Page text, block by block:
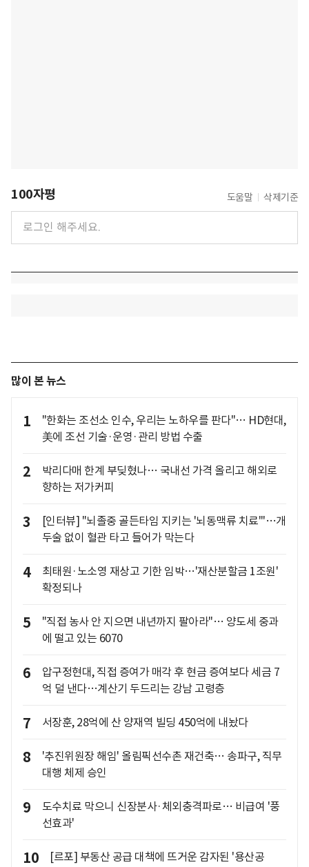
100자평 도움말 삭제기준
많이 본 뉴스
1
"한화는 조선소 인수, 우리는 노하우를 판다"… HD현대,
美에 조선 기술·운영·관리 방법 수출
2
박리다매 한계 부딪혔나… 국내선 가격 올리고 해외로
향하는 저가커피
3
[인터뷰] "뇌졸중 골든타임 지키는 '뇌동맥류 치료'"…개
두술 없이 혈관 타고 들어가 막는다
4
최태원·노소영 재상고 기한 임박…'재산분할금 1조원'
확정되나
5
"직접 농사 안 지으면 내년까지 팔아라"… 양도세 중과
에 떨고 있는 6070
6
압구정현대, 직접 증여가 매각 후 현금 증여보다 세금 7
억 덜 낸다…계산기 두드리는 강남 고령층
7 서장훈, 28억에 산 양재역 빌딩 450억에 내놨다
8
'추진위원장 해임' 올림픽선수촌 재건축… 송파구, 직무
대행 체제 승인
9
도수치료 막으니 신장분사·체외충격파로… 비급여 '풍
선효과'
10
[르포] 부동산 공급 대책에 뜨거운 감자된 '용산공